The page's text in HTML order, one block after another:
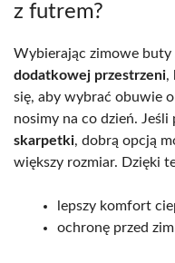
z futrem?
Wybierając zimowe
dodatkowej przestrzeni,
się, aby wybrać obuwie o
nosimy na co dzień. Jeśli
skarpetki, dobrą opcją
większy rozmiar. Dzięki
lepszy komfort
ochronę przed